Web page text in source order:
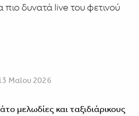
πιο δυνατά live του φετινού
Μαΐου 2026
μελωδίες και ταξιδιάρικους